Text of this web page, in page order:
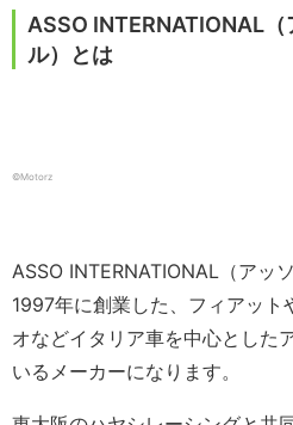
ASSO INTERNATIONAL
ル）とは
©️Motorz
ASSO INTERNATIONAL（アッ
1997年に創業した、フィアット
オなどイタリア車を中心とした
いるメーカーになります。